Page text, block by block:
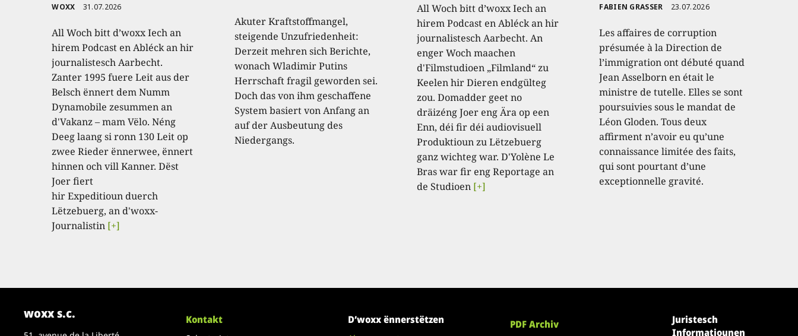
WOXX 31.07.2026
All Woch bitt d’woxx Iech an
hirem Podcast en Abléck an hir
journalistesch Aarbecht.
Zanter 1995 fuere Leit aus der
Belsch ënnert dem Numm
Dynamobile zesummen an
d'Vakanz – mam Vëlo. Néng
Deeg laang si ronn 130 Leit op
zwee Rieder ënnerwee, ënnert
hinnen och vill Kanner. Dëst
Joer fiert
hir Expeditioun duerch
Lëtzebuerg, an d'woxx-
Journalistin [+]
Akuter Kraftstoffmangel,
steigende Unzufriedenheit:
Derzeit mehren sich Berichte,
wonach Wladimir Putins
Herrschaft fragil geworden sei.
Doch das von ihm geschaffene
System basiert von Anfang an
auf der Ausbeutung des
Niedergangs.
All Woch bitt d’woxx Iech an
hirem Podcast en Abléck an hir
journalistesch Aarbecht. An
enger Woch maachen
d'Filmstudioen „Filmland“ zu
Keelen hir Dieren endgülteg
zou. Domadder geet no
dräizéng Joer eng Ära op een
Enn, déi fir déi audiovisuell
Produktioun zu Lëtzebuerg
ganz wichteg war. D'Yolène Le
Bras war fir eng Reportage an
de Studioen [+]
FABIEN GRASSER 23.07.2026
Les affaires de corruption
présumée à la Direction de
l’immigration ont débuté quand
Jean Asselborn en était le
ministre de tutelle. Elles se sont
poursuivies sous le mandat de
Léon Gloden. Tous deux
affirment n’avoir eu qu’une
connaissance limitée des faits,
qui sont pourtant d’une
exceptionnelle gravité.
woxx s.c. Kontakt D’woxx ënnerstëtzen PDF Archiv
Juristesch
Informatiounen